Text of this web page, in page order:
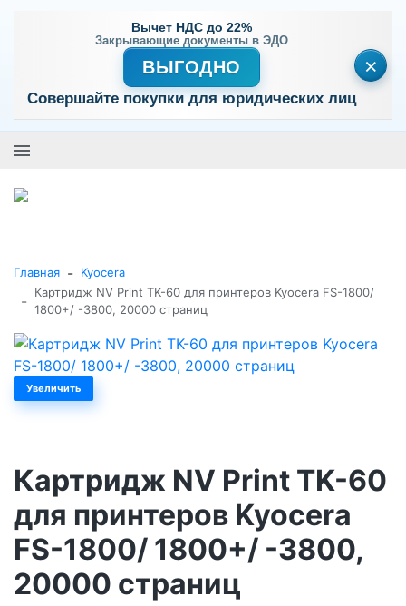
Вычет НДС до 22%
Закрывающие документы в ЭДО
ВЫГОДНО
Совершайте покупки для юридических лиц
×
Главная - Kyocera
-
Картридж NV Print TK-60 для принтеров Kyocera FS-1800/
1800+/ -3800, 20000 страниц
Увеличить
Картридж NV Print TK-60
для принтеров Kyocera
FS-1800/ 1800+/ -3800,
20000 страниц